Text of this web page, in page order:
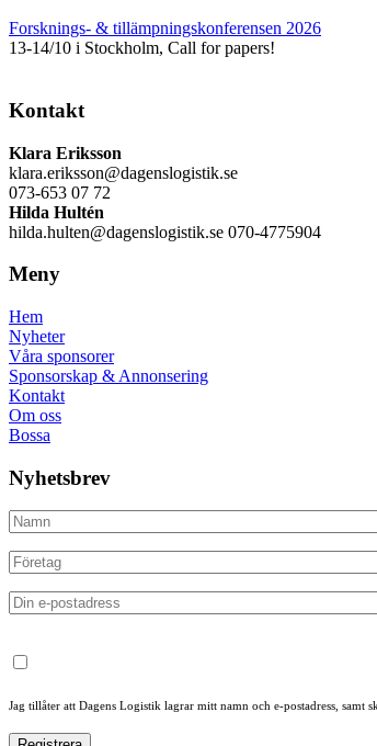
Forsknings- & tillämpningskonferensen 2026
13-14/10 i Stockholm, Call for papers!
Kontakt
Klara Eriksson
klara.eriksson@dagenslogistik.se
073-653 07 72
Hilda Hultén
hilda.hulten@dagenslogistik.se 070-4775904
Meny
Hem
Nyheter
Våra sponsorer
Sponsorskap & Annonsering
Kontakt
Om oss
Bossa
Nyhetsbrev
Jag tillåter att Dagens Logistik lagrar mitt namn och e-postadress,